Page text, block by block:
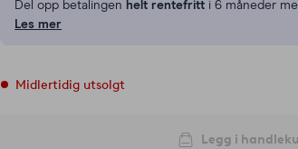
Del opp betalingen helt rentefritt i 6 måneder
Les mer
Midlertidig utsolgt
Legg i